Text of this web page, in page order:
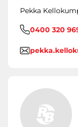
Pekka
0400 320